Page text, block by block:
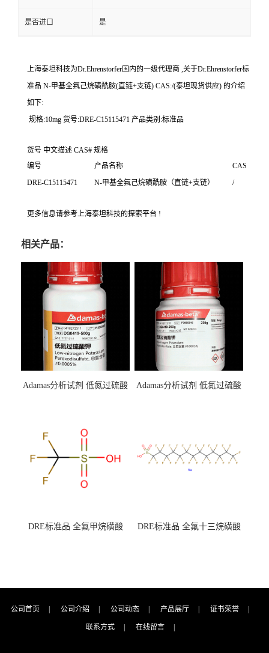
是否进口 是
上海泰坦科技为Dr.Ehrenstorfer国内的一级代理商 ,关于Dr.Ehrenstorfer标
准品 N-甲基全氟己烷磺酰胺(直链+支链) CAS:/(泰坦现货供应) 的介绍
如下:
规格:10mg 货号:DRE-C15115471 产品类别:标准品
货号 中文描述 CAS# 规格
编号
产品名称
CAS
DRE-C15115471
N-甲基全氟己烷磺酰胺（直链+支链） /
更多信息请参考上海泰坦科技的探索平台 !
相关产品：
Adamas分析试剂 低氮过硫酸
（泰坦现货供应）
Adamas分析试剂 低氮过硫酸
DRE标准品 全氟甲烷磺酸
DRE标准品 全氟十三烷磺酸
公司首页 公司介绍 公司动态 产品展厅 证书荣誉
联系方式 在线留言